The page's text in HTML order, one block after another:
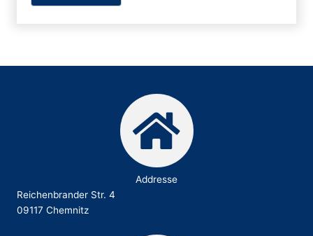
Addresse
Reichenbrander Str. 4
09117 Chemnitz